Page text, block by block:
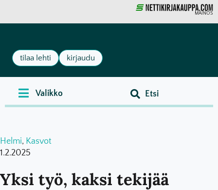
MAINOS
tilaa lehti kirjaudu
Helmi, Kasvot
1.2.2025
Yksi työ, kaksi tekijää